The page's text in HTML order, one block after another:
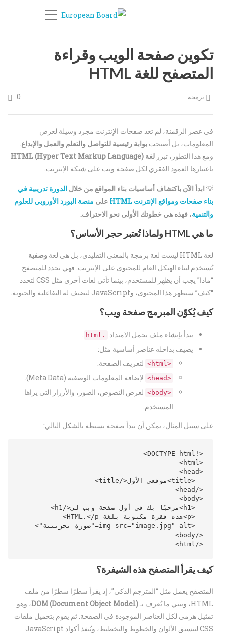
تكوين صفحة الويب وقراءة
المتصفح للغة HTML
برمجة 0
في عصر الرقمنة، لم تعد صفحات الإنترنت مجرد وسيلة لعرض
المعلومات، بل أصبحتبوابة رئيسية للتواصل والتعلم والعمل والإبداع.
ومع هذا التطور، تبرزلغة HTML (Hyper Text Markup Language)
باعتبارها العمود الفقري لكل صفحة ويب على شبكة الإنترنت.
💡 ابدأ الآن باكتشاف أساسيات بناء المواقع من خلالالدورة تدريبية في
بناء صفحات ومواقع الإنترنت HTML
على منصة البورد الأوروبي للعلوم
والتنمية، فهذه هي خطوتك الأولى نحو الاحتراف.
ما هي HTML ولماذا تُعتبر حجر الأساس؟
لغة HTML ليست لغة برمجة بالمعنى التقليدي، بل هي لغة
وصفية
تُستخدم لبناء الهيكل العام للمحتوى على الإنترنت. فهي تحدد للمتصفح
“ماذا” يجب أن يظهر للمستخدم، بينما تأتي لغات أخرى مثل CSS لتحدد
“كيف” سيظهر هذا المحتوى، وJavaScript لتضيف له التفاعلية والحيوية.
كيف يُكوّن المبرمج صفحة ويب؟
يبدأ بإنشاء ملف يحمل الامتداد .html
.
يضيف بداخله عناصر أساسية مثل:
<html> لتعريف الصفحة.
<head> لإضافة المعلومات الوصفية (Meta Data).
<body>
لعرض النصوص، الصور، والأزرار التي يراها
المستخدم.
على سبيل المثال، يمكن أن تبدأ صفحة بسيطة بالشكل التالي:
</html>
كيف يقرأ المتصفح هذه الشيفرة؟
المتصفح يعمل مثل “المترجم الذكي”، إذ يقرأ سطرًا سطرًا من ملف
HTML، ويبني ما يُعرف بـ
DOM (Document Object Model)، وهو
تمثيل هرمي لكل العناصر الموجودة في الصفحة. ثم يقوم بتحميل ملفات
CSS لتنسيق الألوان والخطوط والتخطيط، ويُنفذ أكواد JavaScript